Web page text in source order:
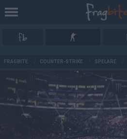
FRAGBITE COUNTER-STRIKE SPELARE